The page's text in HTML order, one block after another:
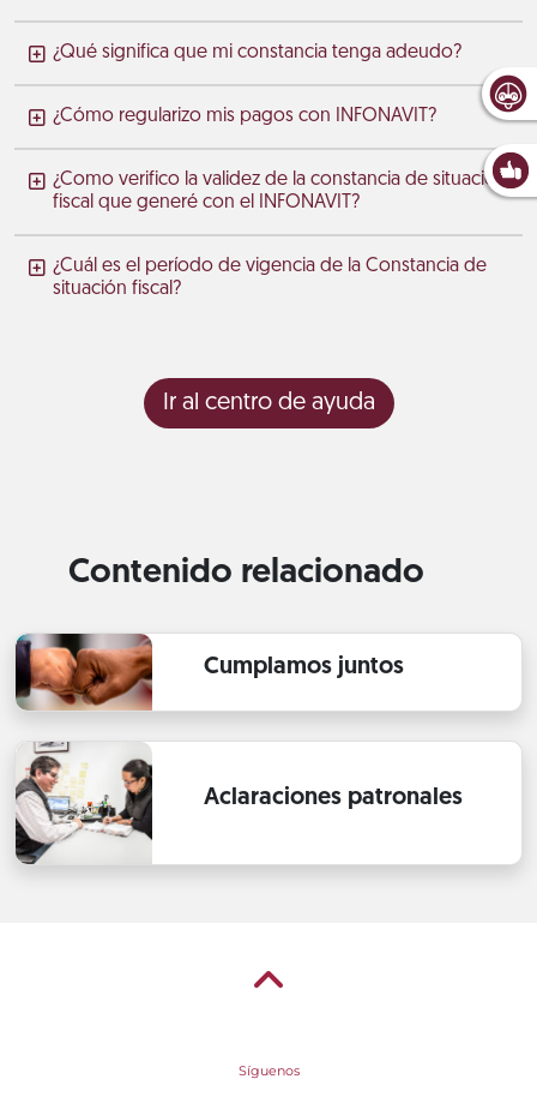
¿Qué significa que mi constancia tenga adeudo?
¿Cómo regularizo mis pagos con INFONAVIT?
¿Como verifico la validez de la constancia de situación
fiscal que generé con el INFONAVIT?
¿Cuál es el período de vigencia de la Constancia de
situación fiscal?
Ir al centro de ayuda
Contenido relacionado
Cumplamos juntos
Aclaraciones patronales
Síguenos